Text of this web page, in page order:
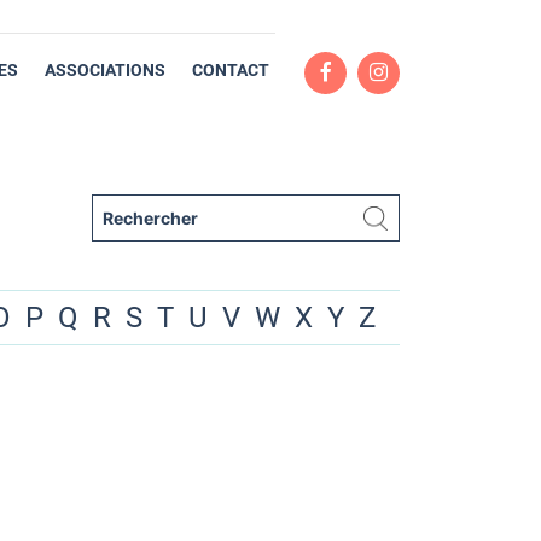
ASSOCIATIONS CONTACT
P Q R S T U V W X Y Z